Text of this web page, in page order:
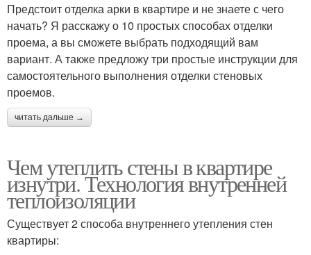
Предстоит отделка арки в квартире и не знаете с чего
начать? Я расскажу о 10 простых способах отделки
проема, а вы сможете выбрать подходящий вам
вариант. А также предложу три простые инструкции для
самостоятельного выполнения отделки стеновых
проемов.
читать дальше →
Чем утеплить стены в квартире
изнутри. Технология внутренней
теплоизоляции
Существует 2 способа внутреннего утепления стен
квартиры: